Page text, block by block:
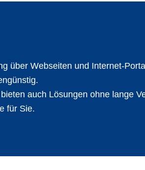
über Webseiten und Internet-
auch Lösungen ohne lange
für Sie.